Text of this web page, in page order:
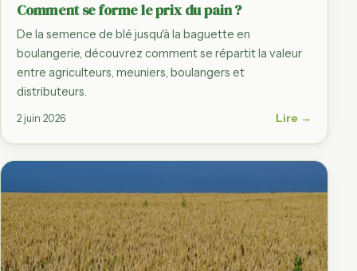
Comment se forme le prix du pain ?
De la semence de blé jusqu'à la baguette en
boulangerie, découvrez comment se répartit la valeur
entre agriculteurs, meuniers, boulangers et
distributeurs.
2 juin 2026 Lire →